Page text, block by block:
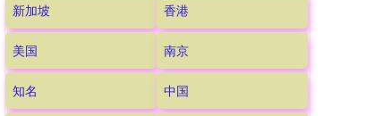
新加坡 香港
美国 南京
知名 中国